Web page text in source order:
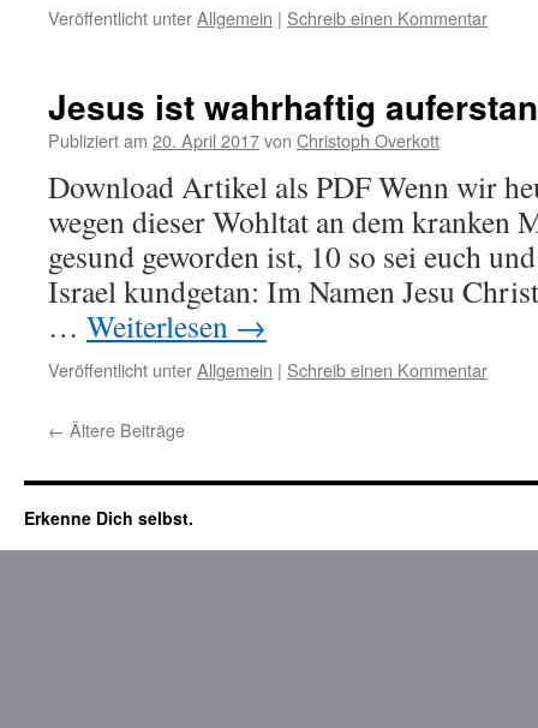
Veröffentlicht unterAllgemein | Schreib einen Kommentar
Jesus ist wahrhaftig
Publiziert am 20. April 2017von Christoph Overkott
Download Artikel als PDF Wenn wir
wegen dieser Wohltat an dem kranken
gesund geworden ist, 10 so sei euch
Israel kundgetan: Im Namen Jesu
… Weiterlesen →
Veröffentlicht unterAllgemein | Schreib einen Kommentar
← Ältere Beiträge
Erkenne Dich selbst.